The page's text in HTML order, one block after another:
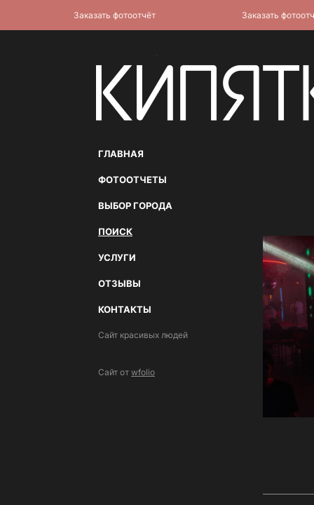
ГЛАВНАЯ
ФОТООТЧЕТЫ
ВЫБОР ГОРОДА
ПОИСК
УСЛУГИ
ОТЗЫВЫ
КОНТАКТЫ
Сайт красивых людей
Сайт от wfolio
Заказать фотоотчёт Заказать фотоотчёт